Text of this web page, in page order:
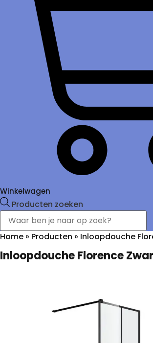
Winkelwagen
Producten zoeken
Home » Producten » Inloopdouche
Inloopdouche Florence